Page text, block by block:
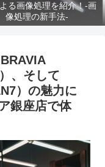
る画像処理を紹介！-画
像処理の新手法-
、そして
）の魅力に
銀座店で体